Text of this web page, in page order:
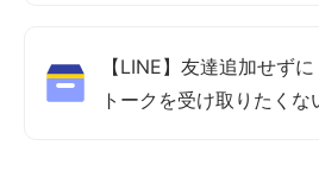
【LINE】友達追加せず
トークを受け取りたく